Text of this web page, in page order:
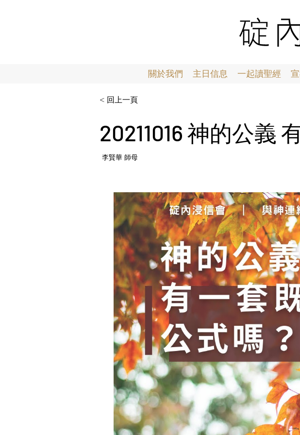
關於我們 主日信息 一起讀聖經
< 回上一頁
20211016 神的公義
李賢華 師母